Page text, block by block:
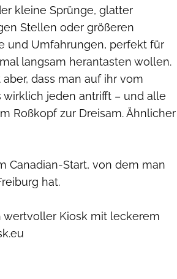
kleine Sprünge, glatter
Stellen oder größeren
und Umfahrungen, perfekt für
langsam herantasten wollen.
dass man auf ihr vom
jeden antrifft – und alle
Roßkopf zur Dreisam. Ähnlicher
Canadian-Start, von dem man
hat.
wertvoller Kiosk mit leckerem